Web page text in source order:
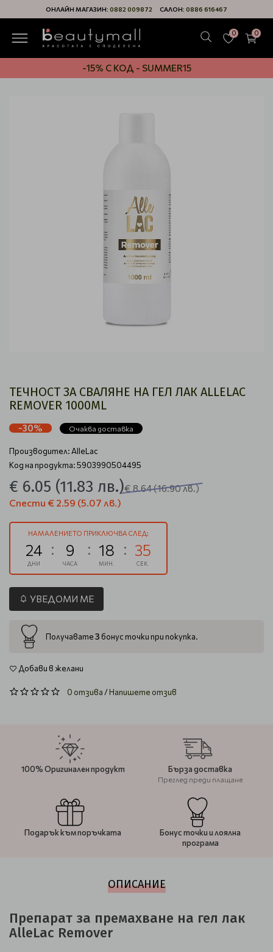
ОНЛАЙН МАГАЗИН: 0882 009872 САЛОН: 0886 616467
0 0
-15% С КОД - SUMMER15
ТЕЧНОСТ ЗА СВАЛЯНЕ НА ГЕЛ ЛАК ALLELAC
REMOVER 1000ML
-30% Очаква доставка
Производител: AlleLac
Код на продукта: 5903990504495
€ 6.05 (11.83 лв.)€ 8.64(16.90 лв.)
Спести € 2.59 (5.07 лв.)
НАМАЛЕНИЕТО ПРИКЛЮЧВА СЛЕД:
24
ДНИ
9
ЧАСА
18
МИН.
35
СЕК.
УВЕДОМИ МЕ
Получавате3 бонус точки при покупка.
Добави в желани
0 отзива/Напишете отзив
100% Оригинален продукт Бърза доставка
Преглед преди плащане
Подарък към поръчката
Бонус точки и лоялна
програма
ОПИСАНИЕ
Препарат за премахване на гел лак
AlleLac Remover